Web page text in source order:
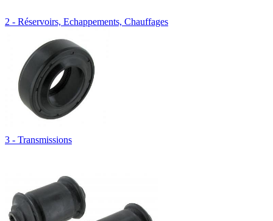
2 - Réservoirs, Echappements, Chauffages
3 - Transmissions